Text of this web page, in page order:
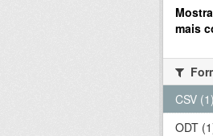
mais
CSV (1)
ODT